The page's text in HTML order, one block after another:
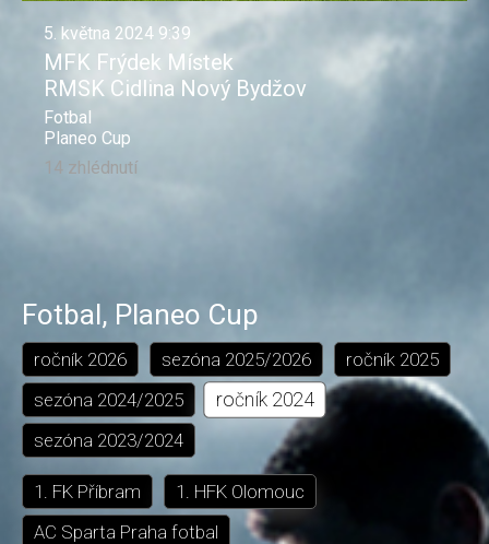
5. května 2024 9:39
MFK Frýdek Místek
RMSK Cidlina Nový Bydžov
Fotbal
Planeo Cup
14 zhlédnutí
Fotbal, Planeo Cup
ročník 2026 sezóna 2025/2026 ročník 2025
sezóna 2024/2025 ročník 2024
sezóna 2023/2024
1. FK Příbram
1. HFK Olomouc
AC Sparta Praha fotbal